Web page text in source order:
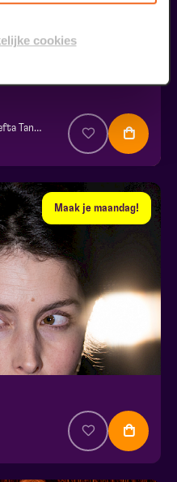
cookies
Joenoes Polnaija, Tara Hetharia & Jefta Tanate
Maak je maandag!